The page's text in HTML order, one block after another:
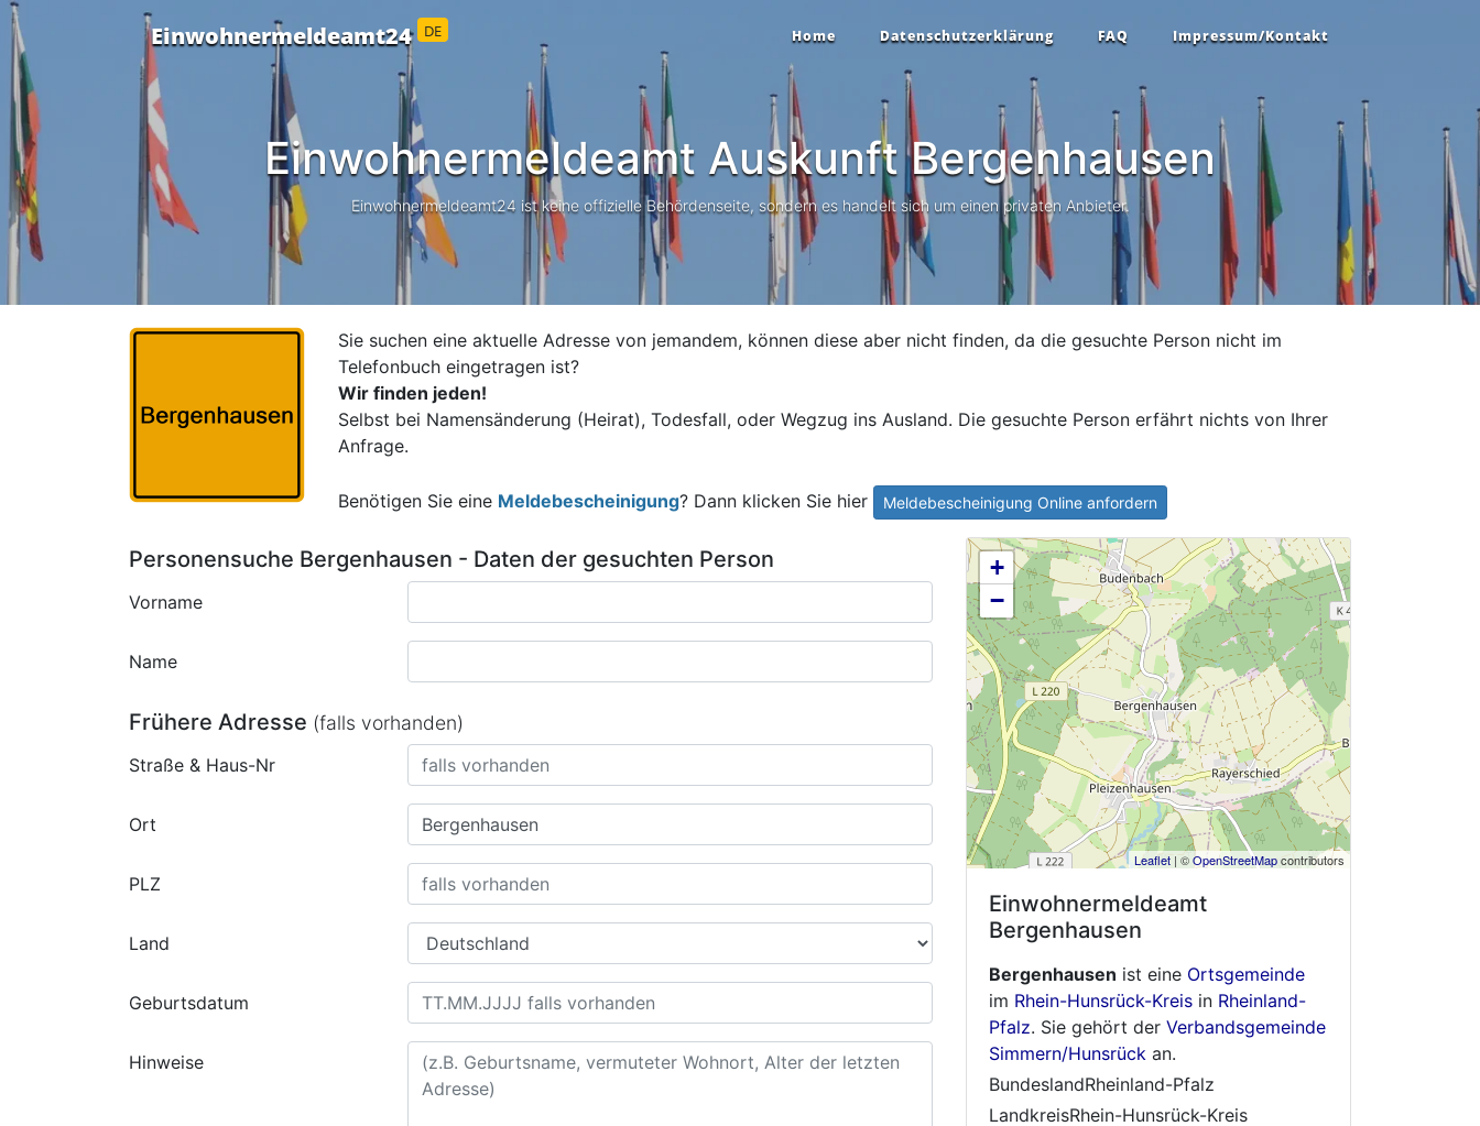
Einwohnermeldeamt24 DE Home Datenschutzerklärung FAQ Impressum/Kontakt
Einwohnermeldeamt AuskunftBergenhausen
Einwohnermeldeamt24 ist keine offizielle Behördenseite, sondern es handelt sich um einen privaten Anbieter.
Sie suchen eine aktuelle Adresse von jemandem, können diese aber nicht finden, da die gesuchte Person nicht im
Telefonbuch eingetragen ist?
Wir finden jeden!
Selbst bei Namensänderung (Heirat), Todesfall, oder Wegzug ins Ausland. Die gesuchte Person erfährt nichts von Ihrer
Anfrage.
Benötigen Sie eine Meldebescheinigung? Dann klicken Sie hier Meldebescheinigung Online anfordern
Personensuche Bergenhausen - Daten der gesuchten Person
Vorname
Name
Frühere Adresse (falls vorhanden)
Straße & Haus-Nr
Ort
PLZ
Land
Geburtsdatum
Hinweise
+
−
Leaflet | ©OpenStreetMapcontributors
Einwohnermeldeamt
Bergenhausen
Bergenhausen ist eine Ortsgemeinde
im Rhein-Hunsrück-Kreis in Rheinland-
Pfalz. Sie gehört der Verbandsgemeinde
Simmern/Hunsrück an.
BundeslandRheinland-Pfalz
LandkreisRhein-Hunsrück-Kreis